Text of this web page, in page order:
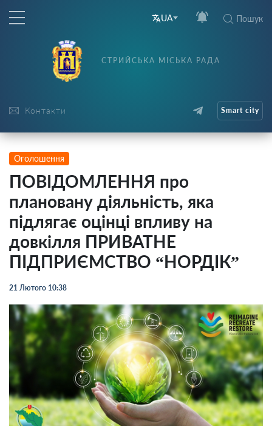
UA Пошук
Контакти
СТРИЙСЬКА МІСЬКА РАДА
Smart city
Оголошення
ПОВІДОМЛЕННЯ про
плановану діяльність, яка
підлягає оцінці впливу на
довкілля ПРИВАТНЕ
ПІДПРИЄМСТВО “НОРДІК”
21 Лютого 10:38